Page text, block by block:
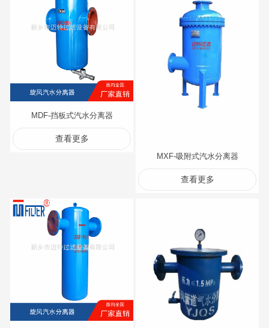
MDF-挡板式汽水分离器
查看更多
MXF-吸附式汽水分离器
查看更多